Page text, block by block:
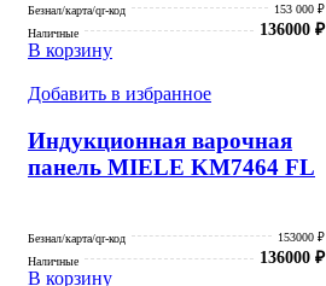
Безнал/карта/qr-код
153 000 ₽
Наличные
136000 ₽
В корзину
Добавить в избранное
Индукционная варочная
панель MIELE KM7464 FL
Безнал/карта/qr-код
153000 ₽
Наличные
136000 ₽
В корзину